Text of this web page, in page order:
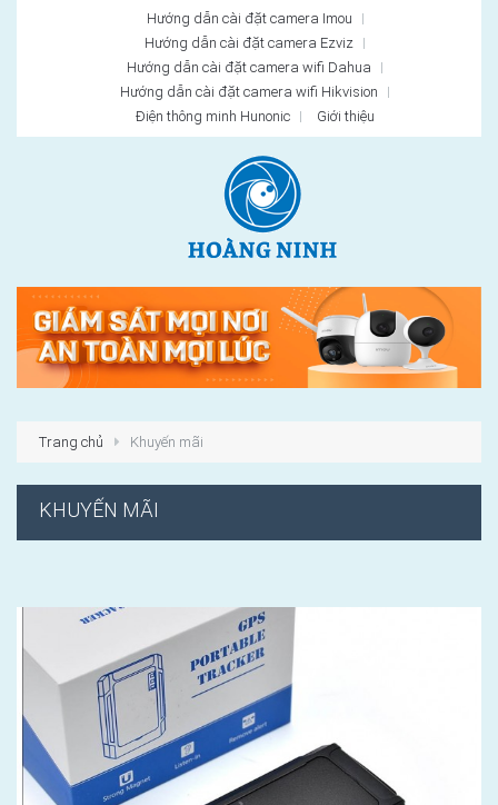
Hướng dẫn cài đặt camera Imou
Hướng dẫn cài đặt camera Ezviz
Hướng dẫn cài đặt camera wifi Dahua
Hướng dẫn cài đặt camera wifi Hikvision
Điện thông minh Hunonic
Giới thiệu
Trang chủ Khuyến mãi
KHUYẾN MÃI